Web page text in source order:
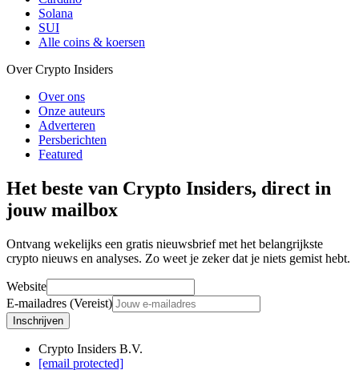
Solana
SUI
Alle coins & koersen
Over Crypto Insiders
Over ons
Onze auteurs
Adverteren
Persberichten
Featured
Het beste van Crypto Insiders, direct in
jouw mailbox
Ontvang wekelijks een gratis nieuwsbrief met het belangrijkste
crypto nieuws en analyses. Zo weet je zeker dat je niets gemist hebt.
Website
E-mailadres (Vereist)
Inschrijven
Crypto Insiders B.V.
[email protected]